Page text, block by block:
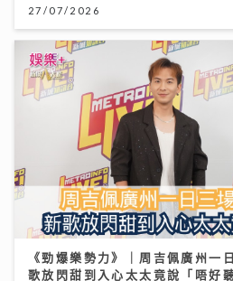
27/07/2026
《勁爆樂勢力》｜周吉佩廣州
歌放閃甜到入心太太竟說「唔好聽